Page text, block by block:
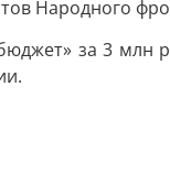
Народного
за 3 млн